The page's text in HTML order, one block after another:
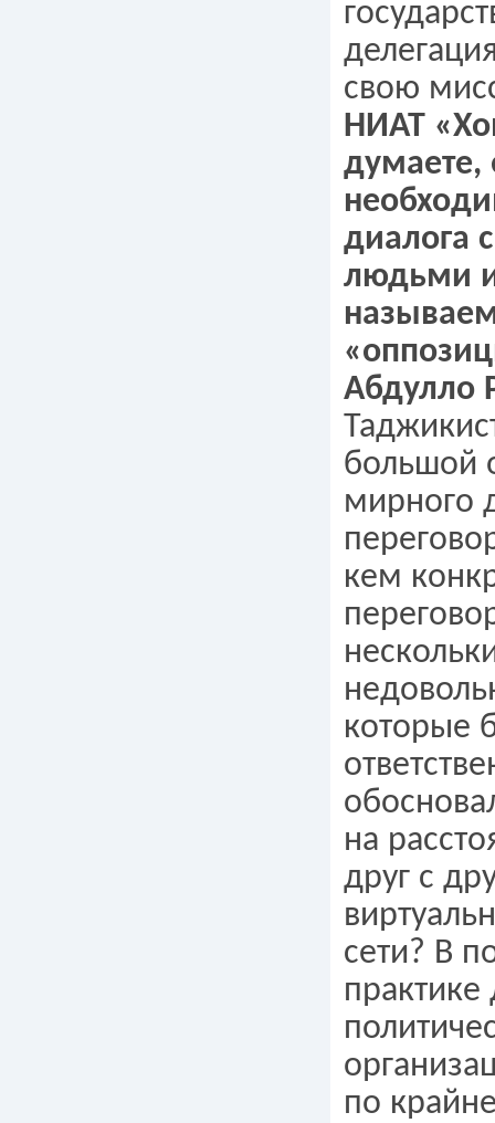
свою
НИАТ
думаете,
диалога
людьми
Абдулло
большой
мирного
кем
которые
на
друг с
сети? В
практике
по